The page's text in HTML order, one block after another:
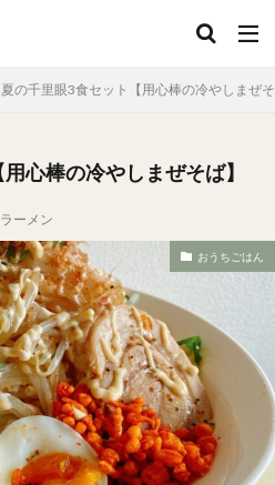
夏の千里眼3食セット【用心棒の冷やしまぜ
心棒の冷やしまぜそば】
ラーメン
おうちごはん